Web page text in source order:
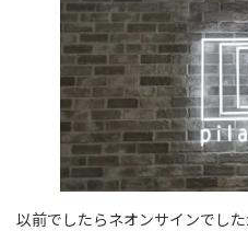
以前でしたらネオンサインでし